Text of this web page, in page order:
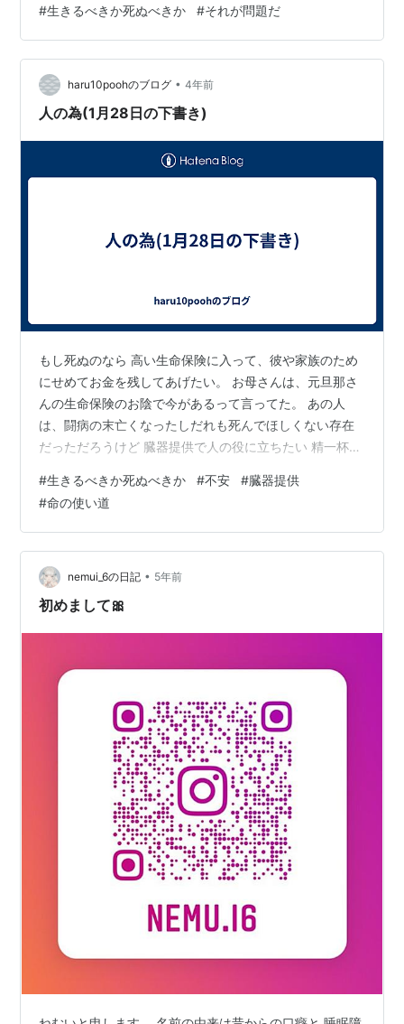
「私も遠からずそっちに行くので、待っててください」
などと普通に言う。 一方では、口先だけで 人は必ず死に
ます。 そんなの常識。 と、 自他互いに 大嘘をつき合
う。 おれがこう言うと、 「いやそれ逆だよ。葬式のほう
が口先だけのタテマエだよ。人間が必ず死ぬ事実くら
#生きるべきか死ぬべきか #それが問題だ
haru10poohのブログ • 4年前
人の為(1月28日の下書き)
もし死ぬのなら 高い生命保険に入って、彼や家族のため
にせめてお金を残してあげたい。 お母さんは、元旦那さ
んの生命保険のお陰で今があるって言ってた。 あの人
は、闘病の末亡くなったしだれも死んでほしくない存在
だっただろうけど 臓器提供で人の役に立ちたい 精一杯生
たい
#生きるべきか死ぬべきか #不安 #臓器提供
#命の使い道
nemui_6の日記 • 5年前
初めまして🎀